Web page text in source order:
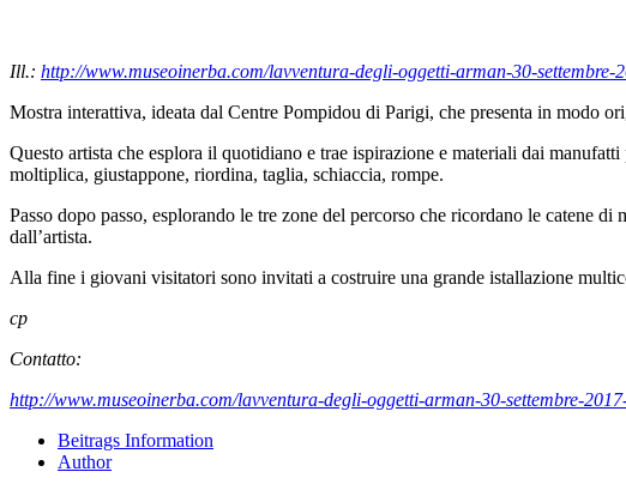
Ill.: http://www.museoinerba.com/lavventura-degli-oggetti-arman-30-settembre-
Mostra interattiva, ideata dal Centre Pompidou di Parigi, che presenta in modo
Questo artista che esplora il quotidiano e trae ispirazione e materiali dai
moltiplica, giustappone, riordina, taglia, schiaccia, rompe.
Passo dopo passo, esplorando le tre zone del percorso che ricordano le catene
dall’artista.
Alla fine i giovani visitatori sono invitati a costruire una grande istallazione
cp
Contatto:
http://www.museoinerba.com/lavventura-degli-oggetti-arman-30-settembre-
Beitrags Information
Author